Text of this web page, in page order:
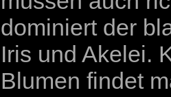
dominiert der
Iris und Akelei.
Blumen findet